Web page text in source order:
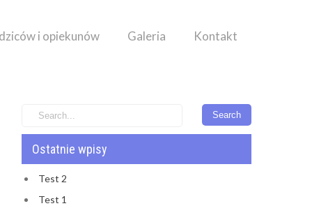
i opiekunów Galeria Kontakt
Ostatnie wpisy
Test 2
Test 1